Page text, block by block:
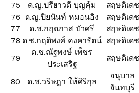
75
ด.ญ.ปรียาวดี บุญคุ้ม สฤษดิเดช
76
ด.ญ.ปิยนันท์ หมอนอิง สฤษดิเดช
77
ด.ช.กฤตภาส บัวศรี สฤษดิเดช
78 ด.ช.กฤติพงศ์ คงคารัตน์ สฤษดิเดช
79
ด.ช.ณัฐพงษ์ เพ็ชร
ประเสริฐ
สฤษดิเดช
80 ด.ช.วริษฎา ให้ศิริกุล
อนุบาล
จันทบุรี